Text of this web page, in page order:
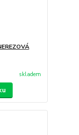
skladem